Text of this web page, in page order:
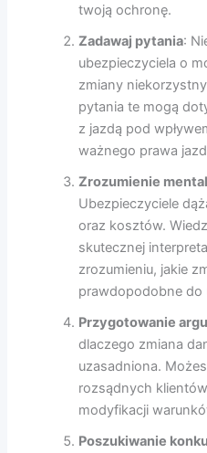
twoją ochronę.
Zadawaj pytania:
ubezpieczyciela o
zmiany
pytania te mogą
z jazdą pod
ważnego prawa
Zrozumienie
Ubezpieczyciele
oraz kosztów.
skutecznej
zrozumieniu, jakie
prawdopodobne do
Przygotowanie
dlaczego zmiana
uzasadniona.
rozsądnych
modyfikacji
Poszukiwanie